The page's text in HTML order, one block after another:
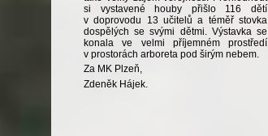
si vystavené houby přišlo 116 dětí
v doprovodu 13 učitelů a téměř stovka
dospělých se svými dětmi. Výstavka se
konala ve velmi příjemném prostředí
v prostorách arboreta pod širým nebem.
Za MK Plzeň,
Zdeněk Hájek.